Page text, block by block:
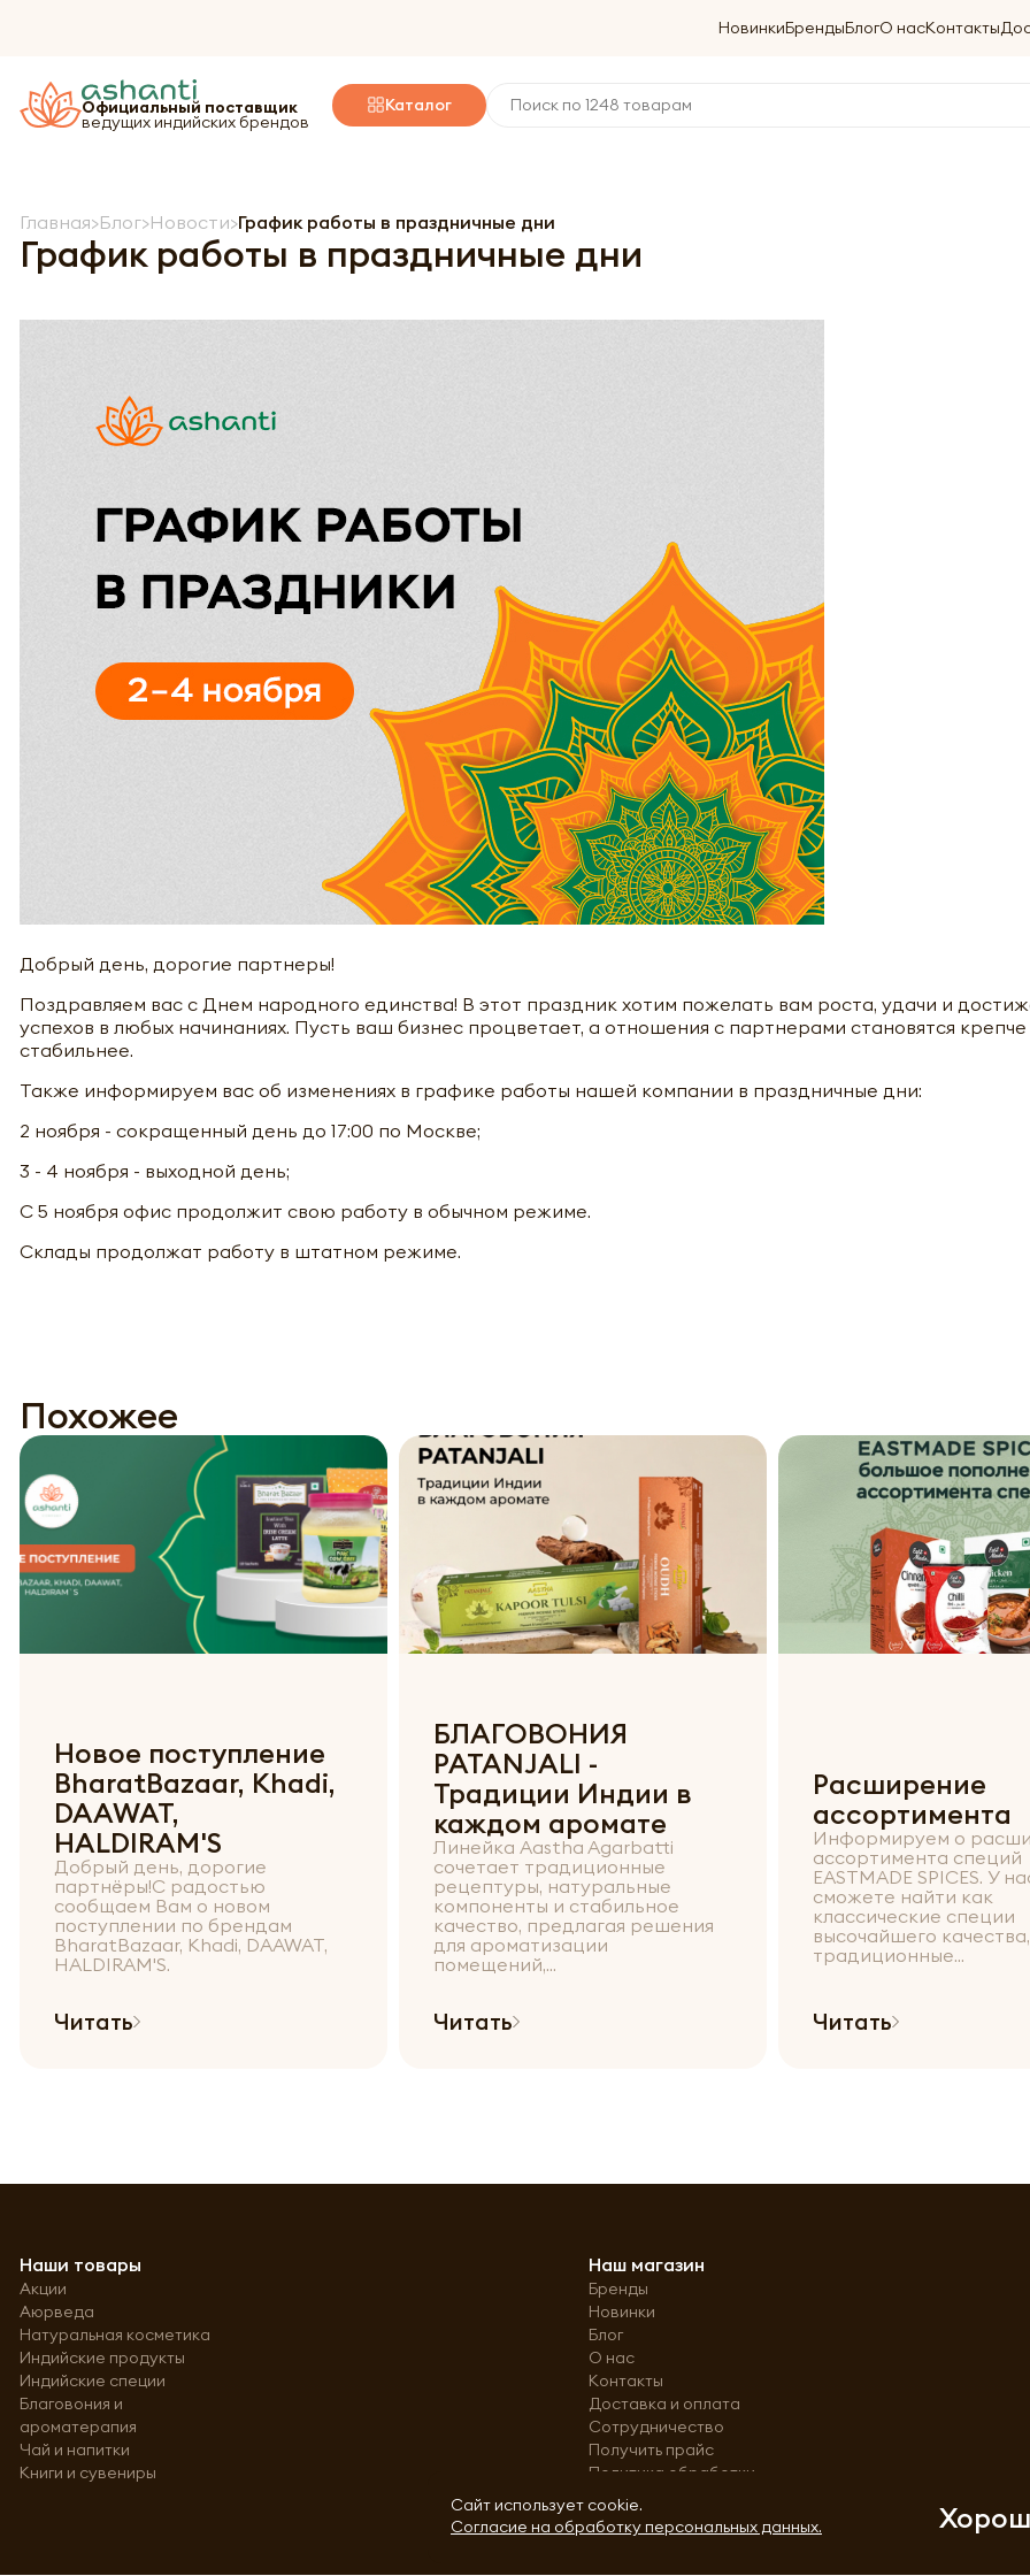
НовинкиБрендыБлогО насКонтакты
Официальный поставщик
ведущих индийских брендов
Каталог
Главная Блог Новости График работы в праздничные дни
График работы в праздничные дни
Добрый день, дорогие партнеры!
Поздравляем вас с Днем народного единства! В этот праздник хотим пожелать вам роста, удачи и
успехов в любых начинаниях. Пусть ваш бизнес процветает, а отношения с партнерами становятся крепче
стабильнее.
Также информируем вас об изменениях в графике работы нашей компании в праздничные дни:
2 ноября - сокращенный день до 17:00 по Москве;
3 - 4 ноября - выходной день;
С 5 ноября офис продолжит свою работу в обычном режиме.
Склады продолжат работу в штатном режиме.
Похожее
Новое поступление
BharatBazaar, Khadi,
DAAWAT,
HALDIRAM'S
Добрый день, дорогие
партнёры!С радостью
сообщаем Вам о новом
поступлении по брендам
BharatBazaar, Khadi, DAAWAT,
HALDIRAM'S.
Читать
БЛАГОВОНИЯ
PATANJALI -
Традиции Индии в
каждом аромате
Линейка Aastha Agarbatti
сочетает традиционные
рецептуры, натуральные
компоненты и стабильное
качество, предлагая решения
для ароматизации
помещений,...
Читать
Расширение
ассортимента
Информируем о
ассортимента специй
EASTMADE SPICES. У
сможете найти как
классические специи
высочайшего
традиционные...
Читать
Наши товары
Акции
Аюрведа
Натуральная косметика
Индийские продукты
Индийские специи
Благовония и
ароматерапия
Чай и напитки
Книги и сувениры
Наш магазин
Бренды
Новинки
Блог
О нас
Контакты
Доставка и оплата
Сотрудничество
Получить прайс
Политика обработки
персональных данных
Сайт использует cookie.
Согласие на обработку персональных данных.